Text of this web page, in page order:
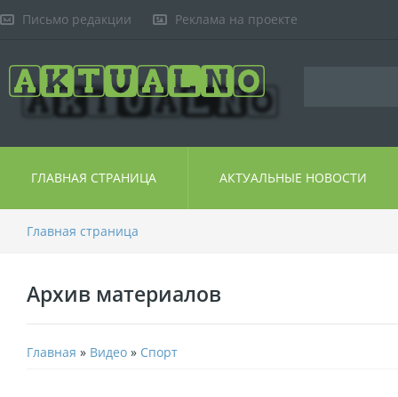
Письмо редакции Реклама на проекте
ГЛАВНАЯ СТРАНИЦА АКТУАЛЬНЫЕ НОВОСТИ
Главная страница
Архив материалов
Главная » Видео » Спорт